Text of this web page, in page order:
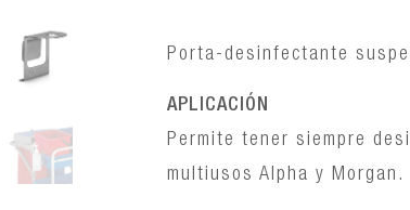
Porta-desinfectante
APLICACIÓN
Permite tener siempre
multiusos Alpha y Morgan.